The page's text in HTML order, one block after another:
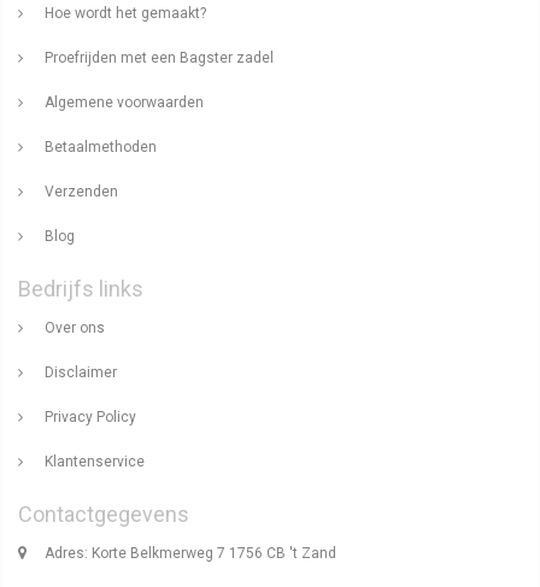
Hoe wordt het gemaakt?
Proefrijden met een Bagster zadel
Algemene voorwaarden
Betaalmethoden
Verzenden
Blog
Bedrijfs links
Over ons
Disclaimer
Privacy Policy
Klantenservice
Contactgegevens
Adres: Korte Belkmerweg 7 1756 CB 't Zand